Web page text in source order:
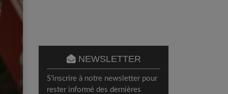
NEWSLETTER
S'inscrire à notre newsletter pour
rester informé des dernières